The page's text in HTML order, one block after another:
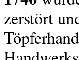
zerstört